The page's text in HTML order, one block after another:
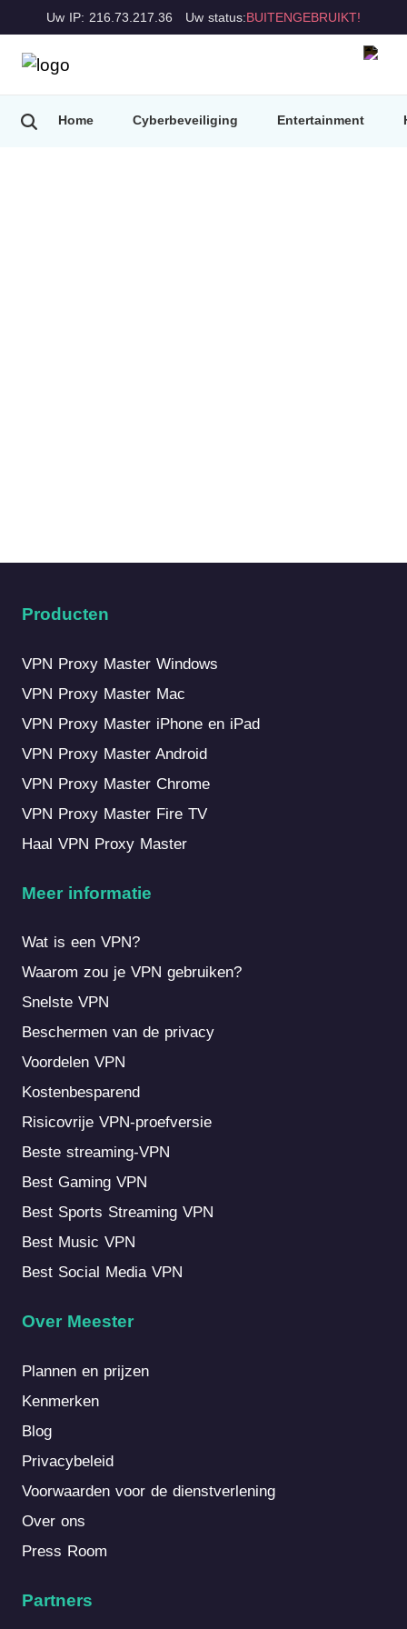
Uw IP: 216.73.217.36 Uw status:BUITENGEBRUIKT!
Home Cyberbeveiliging Entertainment
Producten
VPN Proxy Master Windows
VPN Proxy Master Mac
VPN Proxy Master iPhone en iPad
VPN Proxy Master Android
VPN Proxy Master Chrome
VPN Proxy Master Fire TV
Haal VPN Proxy Master
Meer informatie
Wat is een VPN?
Waarom zou je VPN gebruiken?
Snelste VPN
Beschermen van de privacy
Voordelen VPN
Kostenbesparend
Risicovrije VPN-proefversie
Beste streaming-VPN
Best Gaming VPN
Best Sports Streaming VPN
Best Music VPN
Best Social Media VPN
Over Meester
Plannen en prijzen
Kenmerken
Blog
Privacybeleid
Voorwaarden voor de dienstverlening
Over ons
Press Room
Partners